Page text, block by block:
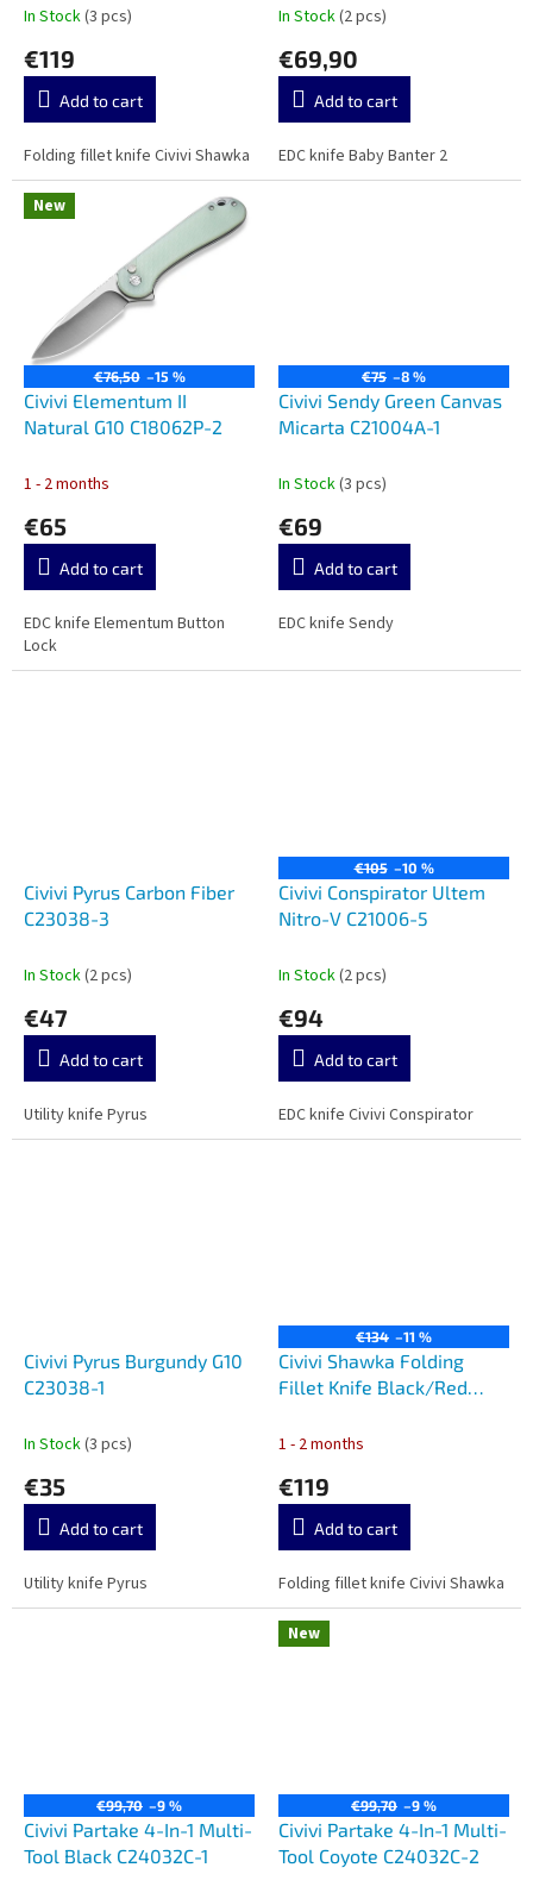
In Stock(3 pcs)
€119
Add to cart
Folding fillet knife Civivi Shawka
In Stock(2 pcs)
€69,90
Add to cart
EDC knife Baby Banter 2
New
€76,50 –15 %
Civivi Elementum II
Natural G10 C18062P-2
1 - 2 months
€65
Add to cart
EDC knife Elementum Button
Lock
€75 –8 %
Civivi Sendy Green Canvas
Micarta C21004A-1
In Stock(3 pcs)
€69
Add to cart
EDC knife Sendy
Civivi Pyrus Carbon Fiber
C23038-3
In Stock(2 pcs)
€47
Add to cart
Utility knife Pyrus
€105 –10 %
Civivi Conspirator Ultem
Nitro-V C21006-5
In Stock(2 pcs)
€94
Add to cart
EDC knife Civivi Conspirator
Civivi Pyrus Burgundy G10
C23038-1
In Stock(3 pcs)
€35
Add to cart
Utility knife Pyrus
€134 –11 %
Civivi Shawka Folding
Fillet Knife Black/Red
1 - 2 months
€119
Add to cart
Folding fillet knife Civivi Shawka
€99,70 –9 %
Civivi Partake 4-In-1 Multi-
Tool Black C24032C-1
New
€99,70 –9 %
Civivi Partake 4-In-1 Multi-
Tool Coyote C24032C-2